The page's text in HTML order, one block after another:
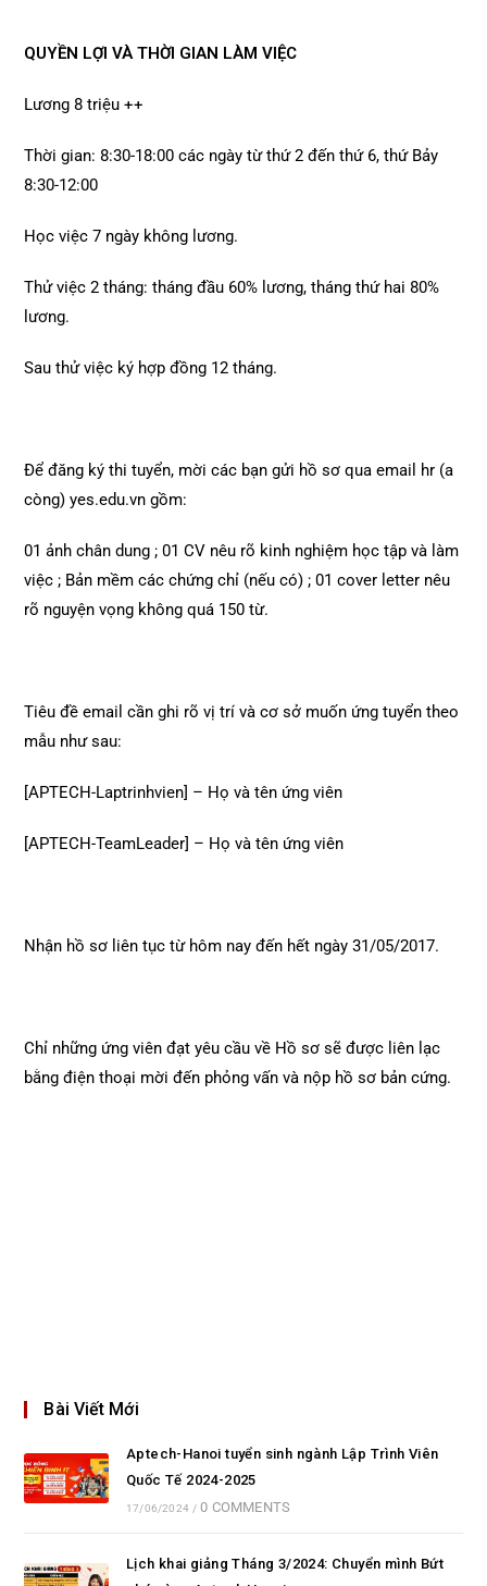
QUYỀN LỢI VÀ THỜI GIAN LÀM VIỆC
Lương 8 triệu ++
Thời gian: 8:30-18:00 các ngày từ thứ 2 đến thứ 6, thứ Bảy
8:30-12:00
Học việc 7 ngày không lương.
Thử việc 2 tháng: tháng đầu 60% lương, tháng thứ hai 80%
lương.
Sau thử việc ký hợp đồng 12 tháng.
Để đăng ký thi tuyển, mời các bạn gửi hồ sơ qua email hr (a
còng) yes.edu.vn gồm:
01 ảnh chân dung ; 01 CV nêu rõ kinh nghiệm học tập và làm
việc ; Bản mềm các chứng chỉ (nếu có) ; 01 cover letter nêu
rõ nguyện vọng không quá 150 từ.
Tiêu đề email cần ghi rõ vị trí và cơ sở muốn ứng tuyển theo
mẫu như sau:
[APTECH-Laptrinhvien] – Họ và tên ứng viên
[APTECH-TeamLeader] – Họ và tên ứng viên
Nhận hồ sơ liên tục từ hôm nay đến hết ngày 31/05/2017.
Chỉ những ứng viên đạt yêu cầu về Hồ sơ sẽ được liên lạc
bằng điện thoại mời đến phỏng vấn và nộp hồ sơ bản cứng.
Bài Viết Mới
Aptech-Hanoi tuyển sinh ngành Lập Trình Viên
Quốc Tế 2024-2025
17/06/2024 / 0 COMMENTS
Lịch khai giảng Tháng 3/2024: Chuyển mình Bứt